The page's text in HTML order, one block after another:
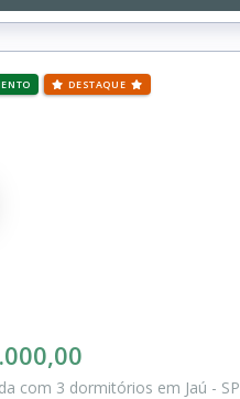
DESTAQUE
com 3 dormitórios em Jaú - SP